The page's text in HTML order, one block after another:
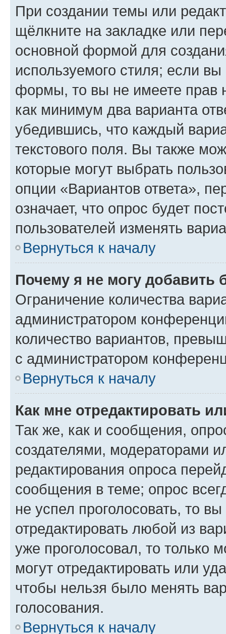
При создании темы или
щёлкните на закладке или
основной формой для
используемого стиля; если
формы, то вы не имеете прав
как минимум два варианта
убедившись, что каждый
текстового поля. Вы также
которые могут выбрать
опции «Вариантов ответа»,
означает, что опрос будет
пользователей изменять
Вернуться к началу
Почему я не могу добавить
Ограничение количества
администратором
количество вариантов,
с администратором
Вернуться к началу
Как мне отредактировать
Так же, как и сообщения,
создателями, модераторами
редактирования опроса
сообщения в теме; опрос
не успел проголосовать, то
отредактировать любой из
уже проголосовал, то только
могут отредактировать или
чтобы нельзя было менять
голосования.
Вернуться к началу